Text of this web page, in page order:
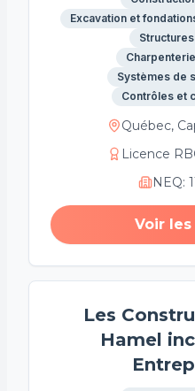
Excavation et
Systèmes de
Contrôles et
Québec,
Licence
NEQ:
Voir
Les
Hamel